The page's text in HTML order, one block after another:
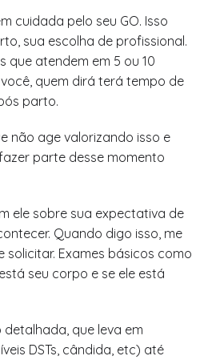
cuidada pelo seu GO. Isso
sua escolha de profissional.
que atendem em 5 ou 10
quem dirá terá tempo de
parto.
não age valorizando isso e
parte desse momento
ele sobre sua expectativa de
Quando digo isso, me
Exames básicos como
seu corpo e se ele está
que leva em
DSTs, cândida, etc) até